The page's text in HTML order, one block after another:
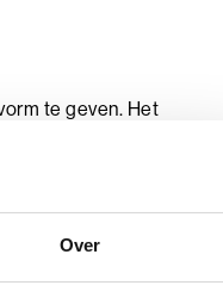
Over
te geven. Het
je ook meer